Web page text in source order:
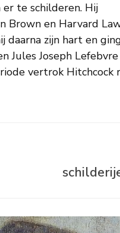
te schilderen. Hij
Brown en Harvard
daarna zijn hart en
Jules Joseph Lefebvre
vertrok Hitchcock
in schilderachtige
Het
plek. Hij opende daar
de Egmondse